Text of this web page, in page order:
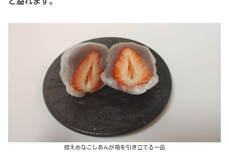
控えめなこしあんが苺を引き立てる一品